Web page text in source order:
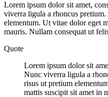
Lorem ipsum dolor sit amet,
viverra ligula a rhoncus
elementum. Ut vitae dolor eget
mauris. Nullam consequat ut
Quote
Lorem ipsum dolor sit
Nunc viverra ligula a
risus ut pretium
mattis suscipit sit amet in